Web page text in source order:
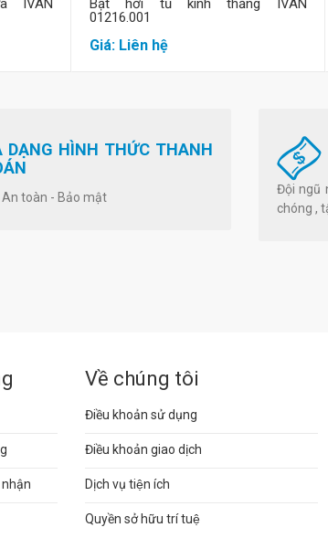
IVAN
Bật hơi tủ kính thẳng IVAN
01216.001
Giá: Liên hệ
DẠNG HÌNH THỨC THANH
An toàn - Bảo mật
Đội ngũ
chóng ,
Về chúng tôi
Điều khoản sử dụng
Điều khoản giao dịch
Dịch vụ tiện ích
Quyền sở hữu trí tuệ